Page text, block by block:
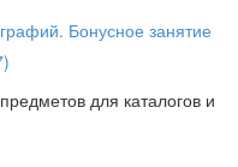
Бонусное занятие
для каталогов и